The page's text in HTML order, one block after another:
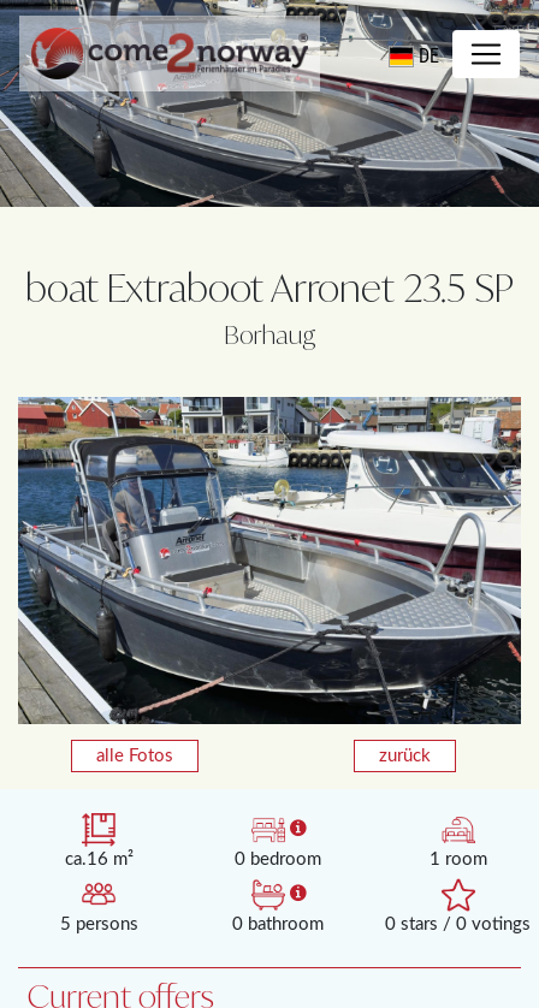
DE
boat Extraboot Arronet 23.5 SP
Borhaug
alle Fotos zurück
ca.16 m² 0 bedroom 1 room
5 persons 0 bathroom 0 stars / 0 votings
Current offers